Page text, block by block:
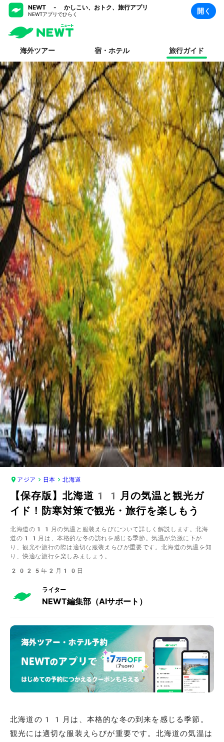
NEWT - かしこい、おトク、旅行アプリ
NEWTアプリでひらく 開く
海外ツアー 宿・ホテル 旅行ガイド
アジア 日本 北海道
【保存版】北海道11月の気温と観光ガ
イド！防寒対策で観光・旅行を楽しもう
北海道の11月の気温と服装えらびについて詳しく解説します。北海
道の11月は、本格的な冬の訪れを感じる季節。気温が急激に下が
り、観光や旅行の際は適切な服装えらびが重要です。北海道の気温を知
り、快適な旅行を楽しみましょう。
2025年2月10日
ライター
NEWT編集部（AIサポート）
北海道の11月は、本格的な冬の到来を感じる季節。
観光には適切な服装えらびが重要です。北海道の気温は